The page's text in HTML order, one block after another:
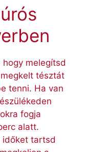
hogy melegítsd
tésztát
tenni. Ha van
fogja
alatt.
időket tartsd